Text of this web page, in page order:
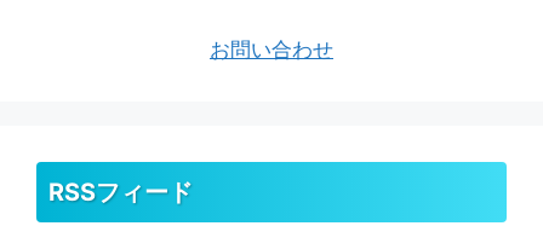
お問い合わせ
RSSフィード